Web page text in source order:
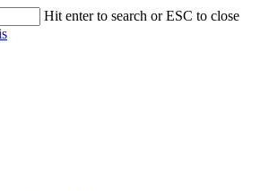
Hit enter to search or ESC to close